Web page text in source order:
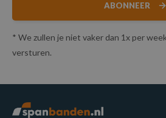
ABONNEER
* We zullen je niet vaker dan 1x per
versturen.